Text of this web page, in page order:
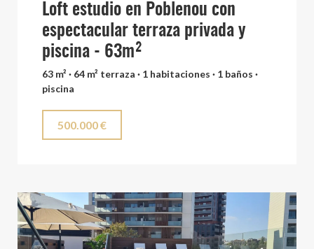
Loft estudio en Poblenou con
espectacular terraza privada y
piscina - 63m²
63 m² · 64 m² terraza · 1 habitaciones · 1 baños ·
piscina
500.000 €